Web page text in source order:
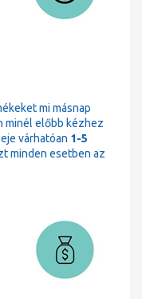
mi másnap
minél előbb kézhez
várhatóan 1-5
minden esetben az